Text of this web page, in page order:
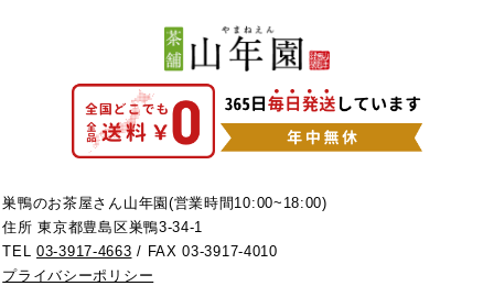
巣鴨のお茶屋さん山年園(営業時間10:00~18:00)
住所 東京都豊島区巣鴨3-34-1
TEL03-3917-4663 / FAX 03-3917-4010
プライバシーポリシー